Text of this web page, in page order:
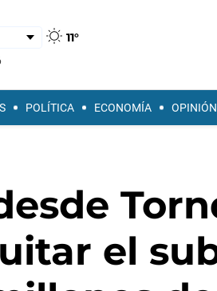
11°
POLÍTICA ECONOMÍA OPINIÓN
el